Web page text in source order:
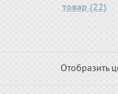
товар (22)
Отобразить